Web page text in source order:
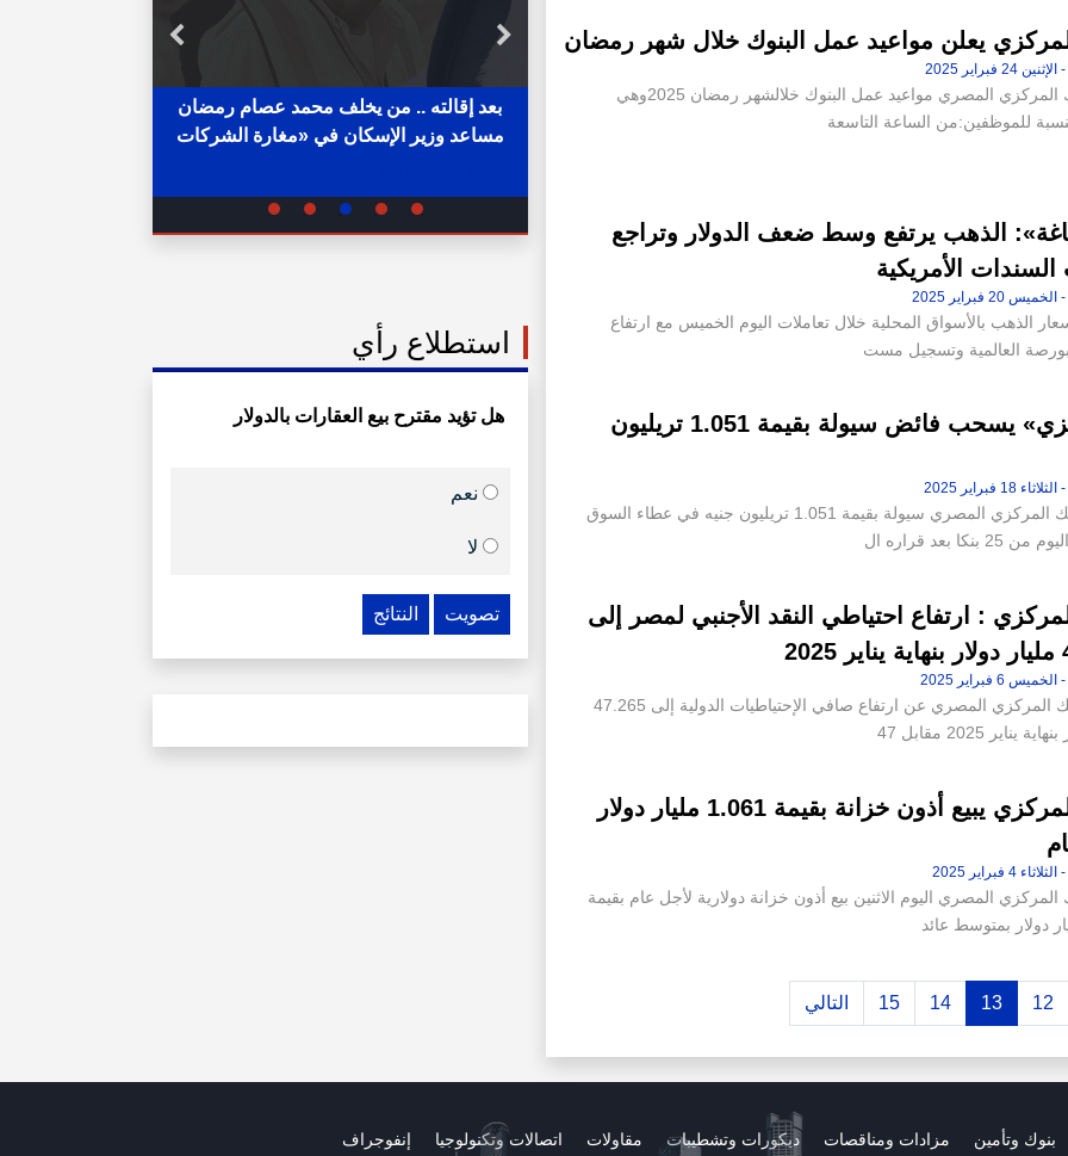
المركزي يعلن مواعيد عمل البنوك خلال شهر رمضان
أعلن البنك المركزي المصري مواعيد عمل البنوك خلالشهر رمضان 2025وهي
للموظفين:من الساعة التاسعة
الذهب يرتفع وسط ضعف الدولار وتراجع
السندات الأمريكية
الذهب بالأسواق المحلية خلال تعاملات اليوم الخميس مع ارتفاع
العالمية وتسجيل مست
«المركزي» يسحب فائض سيولة بقيمة 1.051 تريليون
سحب البنك المركزي المصري سيولة بقيمة 1.051 تريليون جنيه في عطاء السوق
بعد قراره ال
: ارتفاع احتياطي النقد الأجنبي لمصر إلى
كشف البنك المركزي المصري عن ارتفاع صافي الإحتياطيات الدولية إلى 47.265
يناير 2025 مقابل 47
البنك المركزي يبيع أذون خزانة بقيمة 1.061 مليار دولار
المركزي المصري اليوم الاثنين بيع أذون خزانة دولارية لأجل عام بقيمة
12
13
14
15 التالي
42 فدانا من أرض جاردن
«ملاذ
«عاصم الجزار» و«محمد عصام» خارج
بعد إقالته .. من يخلف محمد عصام رمضان
مساعد وزير الإسكان في «مغارة الشركات
استطلاع رأي
هل تؤيد مقترح بيع العقارات بالدولار
نعم
لا
تصويت النتائج
بنوك وتأمين مزادات ومناقصات ديكورات وتشطيبات مقاولات اتصالات وتكنولوجيا إنفوجراف